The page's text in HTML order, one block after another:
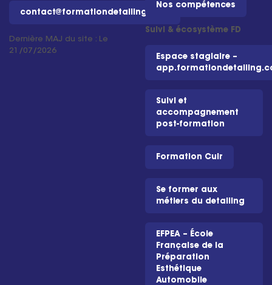
contact@formationdetailing.com
Dernière MAJ du site : Le
21/07/2026
Nos compétences
Suivi & écosystème FD
Espace stagiaire –
Suivi et
accompagnement
post-formation
Formation Cuir
Se former aux
métiers du detailing
EFPEA – École
Française de la
Préparation
Esthétique
Automobile